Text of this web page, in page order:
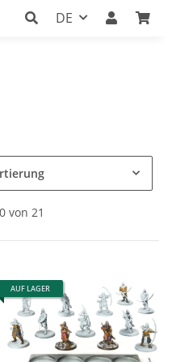
DE
von 21
AUF LAGER